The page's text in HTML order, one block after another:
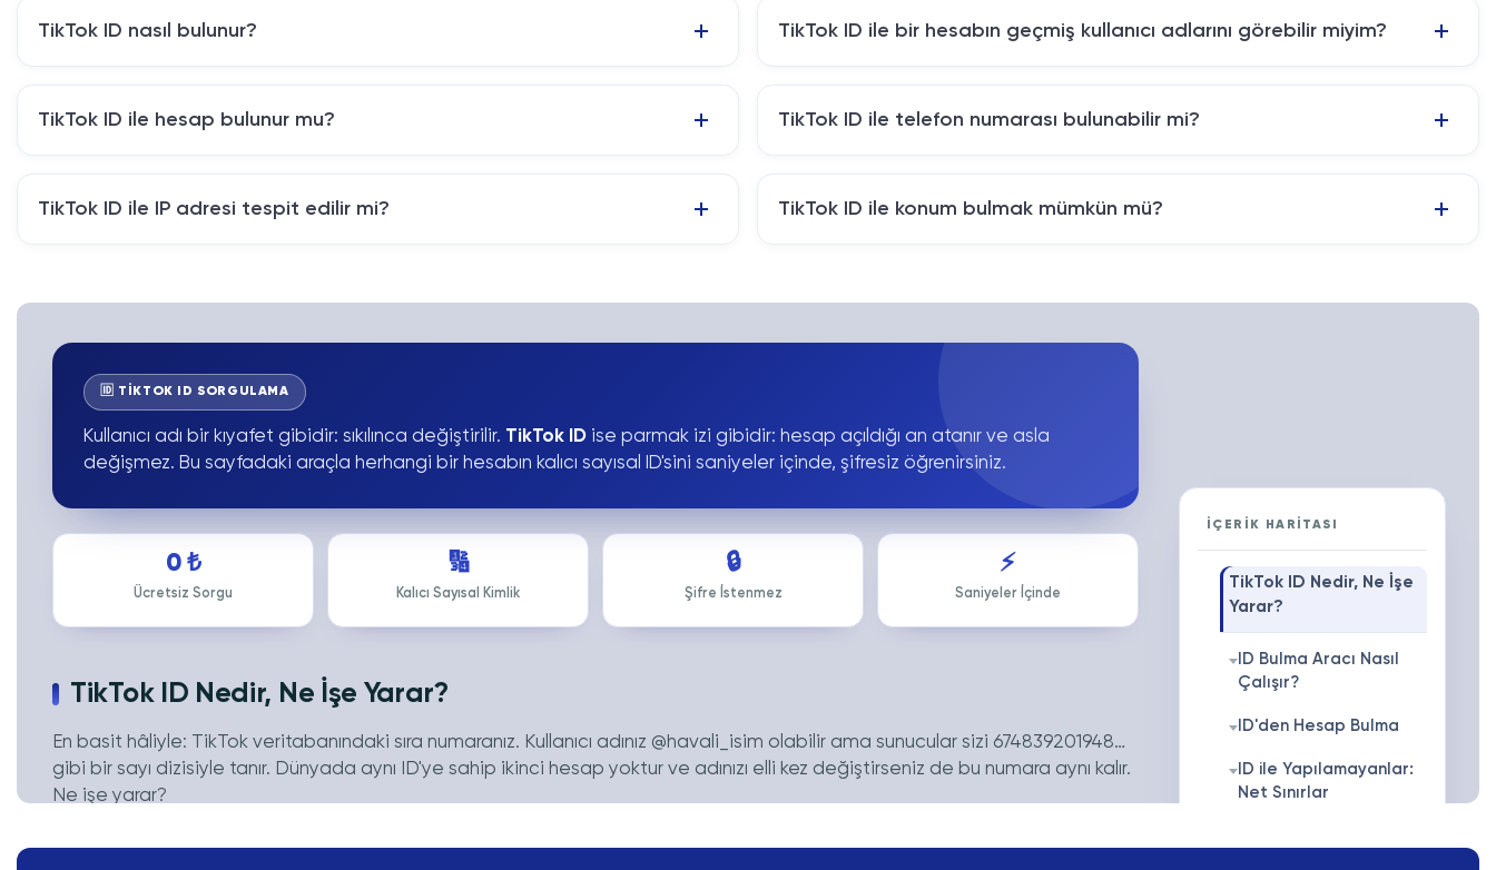
TikTok ID nasıl bulunur? TikTok ID ile bir hesabın geçmiş kullanıcı adlarını görebilir miyim?
TikTok ID ile hesap bulunur mu? TikTok ID ile telefon numarası bulunabilir mi?
TikTok ID ile IP adresi tespit edilir mi? TikTok ID ile konum bulmak mümkün mü?
İÇERİK HARİTASI
TikTok ID Nedir, Ne İşe
Yarar?
ID Bulma Aracı Nasıl
Çalışır?
ID'den Hesap Bulma
ID ile Yapılamayanlar:
Net Sınırlar
🆔 TİKTOK ID SORGULAMA
Kullanıcı adı bir kıyafet gibidir: sıkılınca değiştirilir. TikTok ID ise parmak izi gibidir: hesap açıldığı an atanır ve asla
değişmez. Bu sayfadaki araçla herhangi bir hesabın kalıcı sayısal ID'sini saniyeler içinde, şifresiz öğrenirsiniz.
0 ₺
Ücretsiz Sorgu
🔢
Kalıcı Sayısal Kimlik
🔒
Şifre İstenmez
⚡
Saniyeler İçinde
TikTok ID Nedir, Ne İşe Yarar?
En basit hâliyle: TikTok veritabanındaki sıra numaranız. Kullanıcı adınız @havali_isim olabilir ama sunucular sizi 674839201948…
gibi bir sayı dizisiyle tanır. Dünyada aynı ID'ye sahip ikinci hesap yoktur ve adınızı elli kez değiştirseniz de bu numara aynı kalır.
Ne işe yarar?